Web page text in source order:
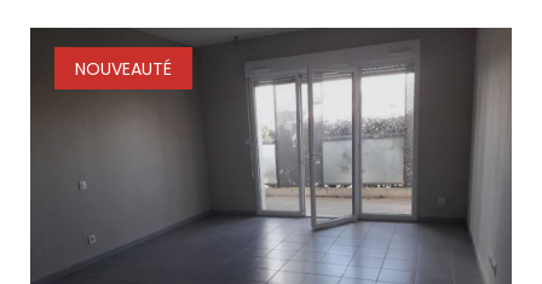
NOUVEAUTÉ